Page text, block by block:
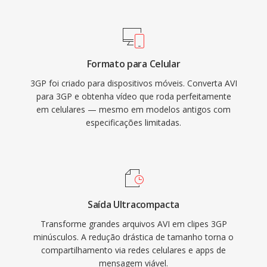
mais universalmente reconhecidos é ainda é
amplamente suportado por reprodutores de
mídia é ferramentas de edição em todos os
GSM é UMTS é inclui provisoes para texto
temporizado é imagens estáticas dentro do
container. A ampla adoção pelos principais
fabricantes de aparelhos garantiu que
praticamente todos os telefones com
capacidade 3G pudessem lidar com mídia 3GP
formatos avançados, arquivos 3GP ainda são
encontrados em acervos de gravações móveis
antigas é em regioes onde a entrega de vídeo
eficiente em largura de banda contínua
importante.
Formato para Celular
3GP foi criado para dispositivos móveis. Converta AVI
para 3GP e obtenha vídeo que roda perfeitamente
em celulares — mesmo em modelos antigos com
especificações limitadas.
Saída Ultracompacta
Transforme grandes arquivos AVI em clipes 3GP
minúsculos. A redução drástica de tamanho torna o
compartilhamento via redes celulares e apps de
mensagem viável.